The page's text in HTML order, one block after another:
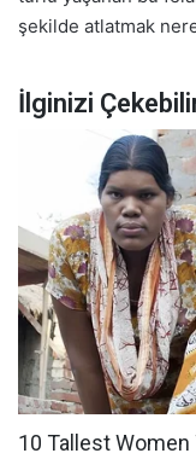
şekilde atlatmak